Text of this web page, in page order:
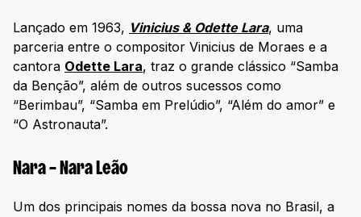
Lançado em 1963, Vinicius & Odette Lara, uma
parceria entre o compositor Vinicius de Moraes e a
cantora Odette Lara, traz o grande clássico “Samba
da Benção”, além de outros sucessos como
“Berimbau”, “Samba em Prelúdio”, “Além do amor” e
“O Astronauta”.
Nara – Nara Leão
Um dos principais nomes da bossa nova no Brasil, a